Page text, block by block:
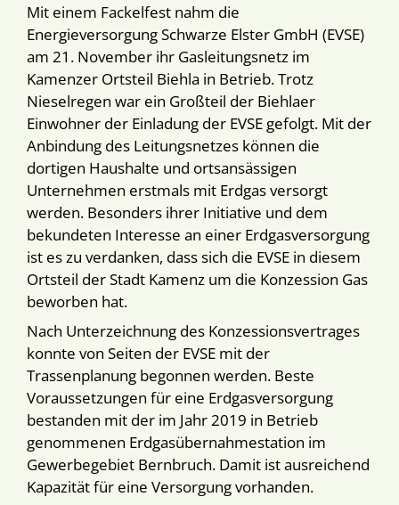
Mit einem Fackelfest nahm die
Energieversorgung Schwarze Elster GmbH (EVSE)
am 21. November ihr Gasleitungsnetz im
Kamenzer Ortsteil Biehla in Betrieb. Trotz
Nieselregen war ein Großteil der Biehlaer
Einwohner der Einladung der EVSE gefolgt. Mit der
Anbindung des Leitungsnetzes können die
dortigen Haushalte und ortsansässigen
Unternehmen erstmals mit Erdgas versorgt
werden. Besonders ihrer Initiative und dem
bekundeten Interesse an einer Erdgasversorgung
ist es zu verdanken, dass sich die EVSE in diesem
Ortsteil der Stadt Kamenz um die Konzession Gas
beworben hat.
Nach Unterzeichnung des Konzessionsvertrages
konnte von Seiten der EVSE mit der
Trassenplanung begonnen werden. Beste
Voraussetzungen für eine Erdgasversorgung
bestanden mit der im Jahr 2019 in Betrieb
genommenen Erdgasübernahmestation im
Gewerbegebiet Bernbruch. Damit ist ausreichend
Kapazität für eine Versorgung vorhanden.